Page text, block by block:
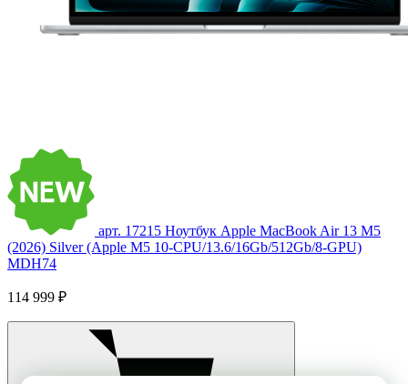
арт. 17215 Ноутбук Apple MacBook Air 13 M5
(2026) Silver (Apple M5 10-CPU/13.6/16Gb/512Gb/8-GPU)
MDH74
114 999 ₽